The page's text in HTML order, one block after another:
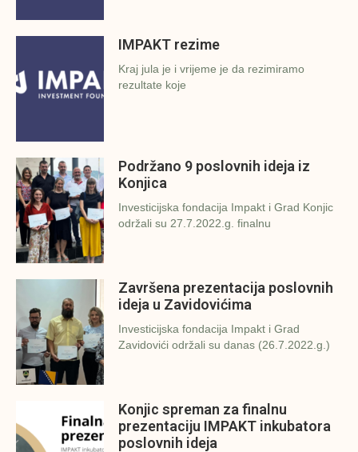
IMPAKT rezime
Kraj jula je i vrijeme je da rezimiramo
rezultate koje
Podržano 9 poslovnih ideja iz
Konjica
Investicijska fondacija Impakt i Grad Konjic
održali su 27.7.2022.g. finalnu
Završena prezentacija poslovnih
ideja u Zavidovićima
Investicijska fondacija Impakt i Grad
Zavidovići održali su danas (26.7.2022.g.)
Konjic spreman za finalnu
prezentaciju IMPAKT inkubatora
poslovnih ideja